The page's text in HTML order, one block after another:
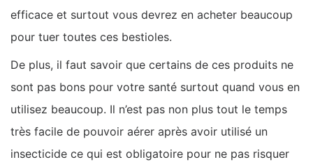
efficace et surtout vous devrez en acheter beaucoup
pour tuer toutes ces bestioles.
De plus, il faut savoir que certains de ces produits ne
sont pas bons pour votre santé surtout quand vous en
utilisez beaucoup. Il n’est pas non plus tout le temps
très facile de pouvoir aérer après avoir utilisé un
insecticide ce qui est obligatoire pour ne pas risquer